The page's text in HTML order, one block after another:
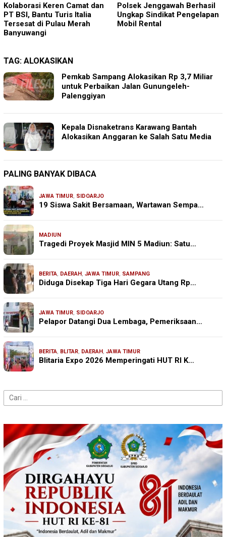
Polsek Jenggawah Berhasil
Ungkap Sindikat Pengelapan
Mobil Rental
DPK Porong Didampingi DPD
Sidoarjo Datangi Inspektorat
Tindaklanjuti Laporan Desa
TAG: ALOKASIKAN
Pemkab Sampang Alokasikan Rp 3,7 Miliar
untuk Perbaikan Jalan Gunungeleh-
Palenggiyan
Kepala Disnaketrans Karawang Bantah
Alokasikan Anggaran ke Salah Satu Media
PALING BANYAK DIBACA
JAWA TIMUR, SIDOARJO
19 Siswa Sakit Bersamaan, Wartawan Sempa…
MADIUN
Tragedi Proyek Masjid MIN 5 Madiun: Satu…
BERITA, DAERAH, JAWA TIMUR, SAMPANG
Diduga Disekap Tiga Hari Gegara Utang Rp…
JAWA TIMUR, SIDOARJO
Pelapor Datangi Dua Lembaga, Pemeriksaan…
BERITA, BLITAR, DAERAH, JAWA TIMUR
Blitaria Expo 2026 Memperingati HUT RI K…
Cari
untuk: